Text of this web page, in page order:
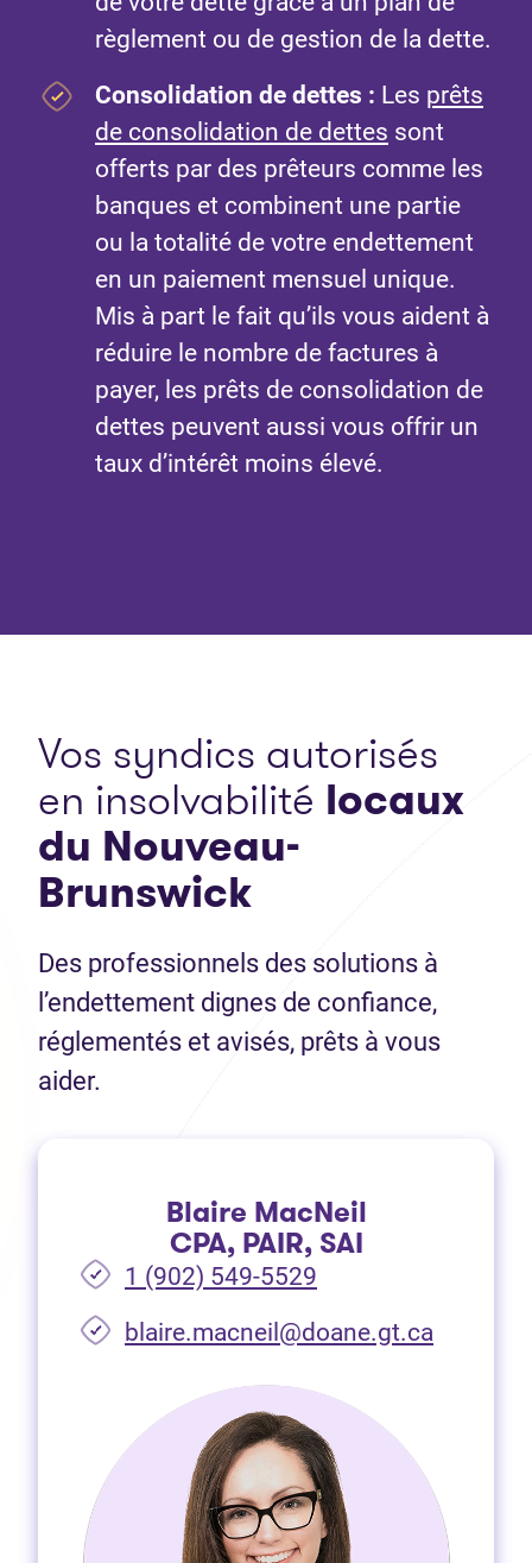
règlement ou de gestion de la dette.
Consolidation de dettes : Les prêts
de consolidation de dettes sont
offerts par des prêteurs comme les
banques et combinent une partie
ou la totalité de votre endettement
en un paiement mensuel unique.
Mis à part le fait qu’ils vous aident à
réduire le nombre de factures à
payer, les prêts de consolidation de
dettes peuvent aussi vous offrir un
taux d’intérêt moins élevé.
Vos syndics autorisés
en insolvabilité locaux
du Nouveau-
Brunswick
Des professionnels des solutions à
l’endettement dignes de confiance,
réglementés et avisés, prêts à vous
aider.
Blaire MacNeil
CPA, PAIR, SAI
1 (902) 549-5529
blaire.macneil@doane.gt.ca